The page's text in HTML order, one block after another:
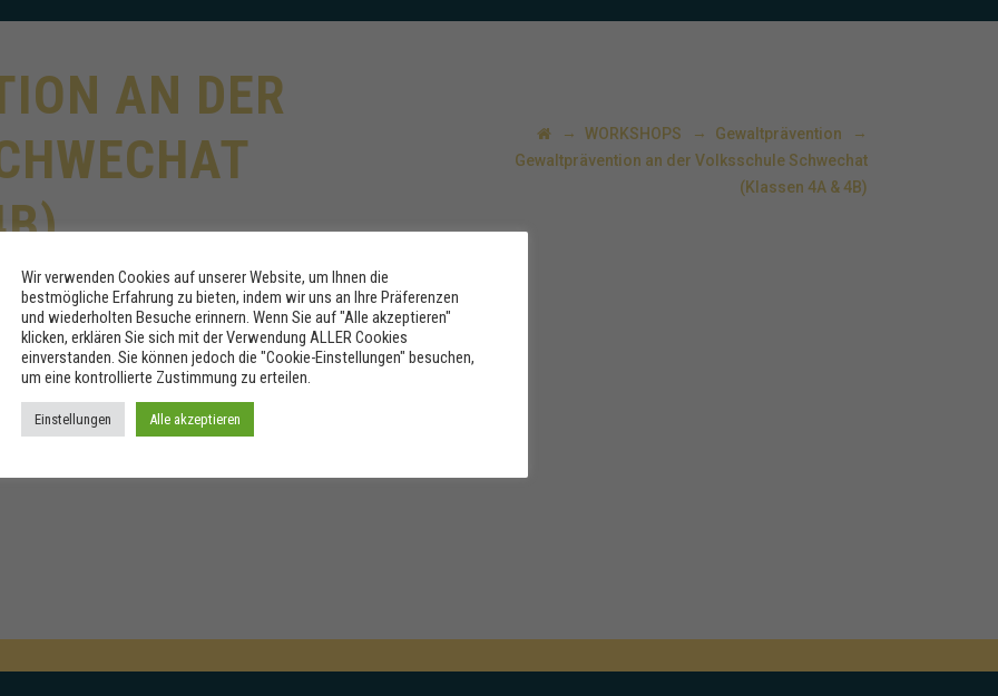
AN DER
→ WORKSHOPS → Gewaltprävention →
Gewaltprävention an der Volksschule Schwechat
(Klassen 4A & 4B)
an der Volksschule Schwechat
& 4B)
BPT GmbH – Lebensbegleitendes Lernen für Alle
Ehrenbrunngasse 8
Wir verwenden Cookies auf unserer Website, um Ihnen die
bestmögliche Erfahrung zu bieten, indem wir uns an Ihre Präferenzen
und wiederholten Besuche erinnern. Wenn Sie auf "Alle akzeptieren"
klicken, erklären Sie sich mit der Verwendung ALLER Cookies
einverstanden. Sie können jedoch die "Cookie-Einstellungen" besuchen,
um eine kontrollierte Zustimmung zu erteilen.
Einstellungen Alle akzeptieren